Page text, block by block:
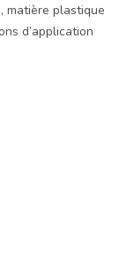
matière plastique
d’application